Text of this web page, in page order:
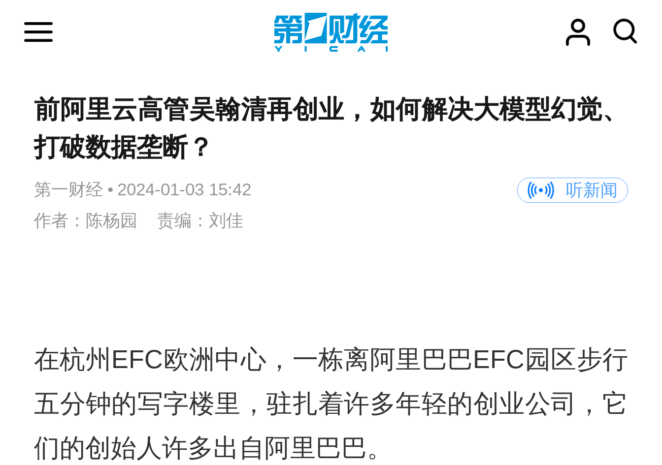
前阿里云高管吴翰清再创业，如何解决大模型幻觉、
打破数据垄断？
第一财经 • 2024-01-03 15:42
听新闻
作者：陈杨园 责编：刘佳
在杭州EFC欧洲中心，一栋离阿里巴巴EFC园区步行
五分钟的写字楼里，驻扎着许多年轻的创业公司，它
们的创始人许多出自阿里巴巴。